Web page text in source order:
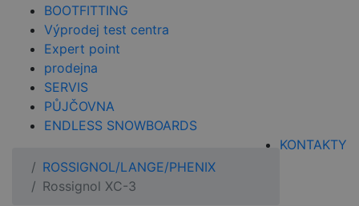
BOOTFITTING
Výprodej test centra
Expert point
prodejna
SERVIS
PŮJČOVNA
ENDLESS SNOWBOARDS
KONTAKTY
ROSSIGNOL/LANGE/PHENIX
Rossignol XC-3